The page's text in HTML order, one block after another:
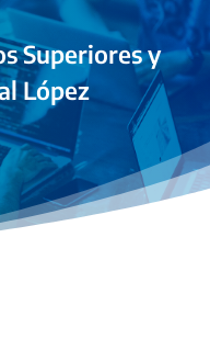
Superiores y
López